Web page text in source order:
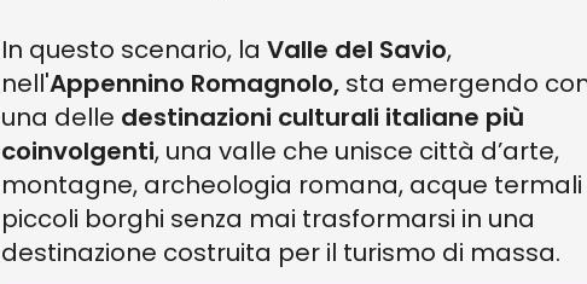
In questo scenario, la Valle del Savio,
nell'Appennino Romagnolo, sta emergendo
una delle destinazioni culturali italiane più
coinvolgenti, una valle che unisce città d’arte,
montagne, archeologia romana, acque termali
piccoli borghi senza mai trasformarsi in una
destinazione costruita per il turismo di massa.